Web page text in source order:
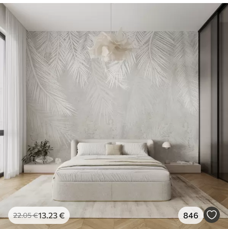
22.05€13 .23€ 846